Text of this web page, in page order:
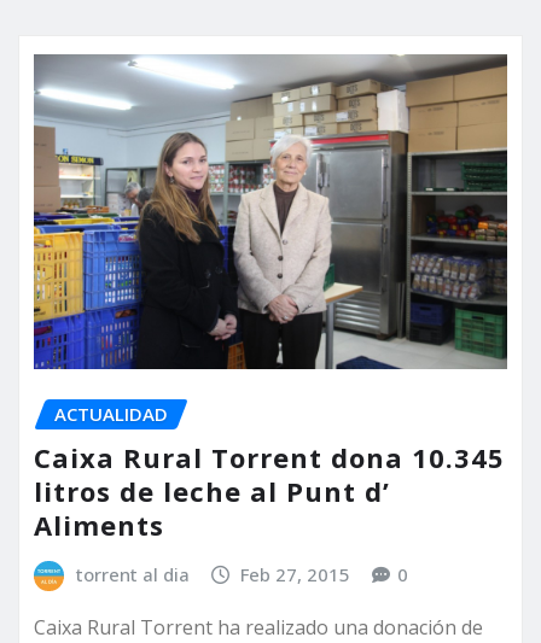
ACTUALIDAD
Caixa Rural Torrent dona 10.345
litros de leche al Punt d’
Aliments
torrent al dia Feb 27, 2015 0
Caixa Rural Torrent ha realizado una donación de